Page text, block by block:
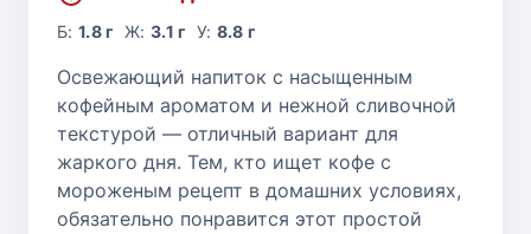
Б:1.8 г Ж: 3.1 г У: 8.8 г
Освежающий напиток с насыщенным
кофейным ароматом и нежной сливочной
текстурой — отличный вариант для
жаркого дня. Тем, кто ищет кофе с
мороженым рецепт в домашних условиях,
обязательно понравится этот простой